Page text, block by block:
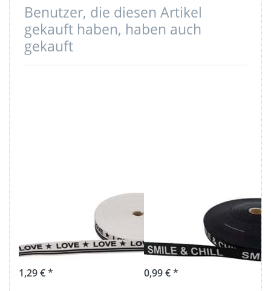
Benutzer, die diesen Artikel
gekauft haben, haben auch
gekauft
1m bedrucktes
Band - 25mm
breit - LOVE
weiß/schwarz
1,29 € *
1m bedrucktes
Band - 16mm
breit - smile &
chill
0,99 € *